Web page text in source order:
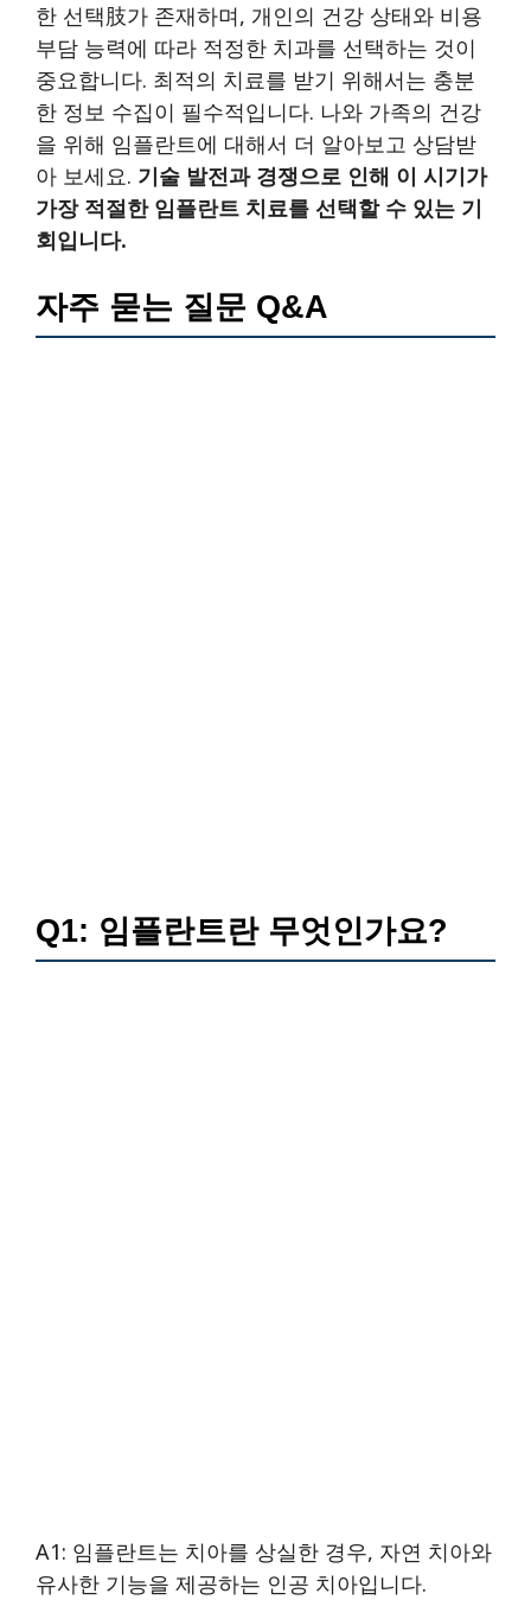
한 선택肢가 존재하며, 개인의 건강 상태와 비용
부담 능력에 따라 적정한 치과를 선택하는 것이
중요합니다. 최적의 치료를 받기 위해서는 충분
한 정보 수집이 필수적입니다. 나와 가족의 건강
을 위해 임플란트에 대해서 더 알아보고 상담받
아 보세요. 기술 발전과 경쟁으로 인해 이 시기가
가장 적절한 임플란트 치료를 선택할 수 있는 기
회입니다.
자주 묻는 질문 Q&A
Q1: 임플란트란 무엇인가요?
A1: 임플란트는 치아를 상실한 경우, 자연 치아와
유사한 기능을 제공하는 인공 치아입니다.